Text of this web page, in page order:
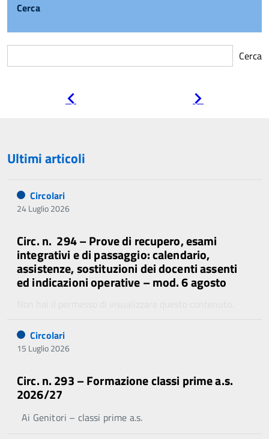
Cerca
Cerca
Ultimi articoli
Circolari
24 Luglio 2026
Circ. n. 294 – Prove di recupero, esami
integrativi e di passaggio: calendario,
assistenze, sostituzioni dei docenti assenti
ed indicazioni operative – mod. 6 agosto
Circolari
15 Luglio 2026
Circ. n. 293 – Formazione classi prime a.s.
2026/27
Ai Genitori – classi prime a.s.